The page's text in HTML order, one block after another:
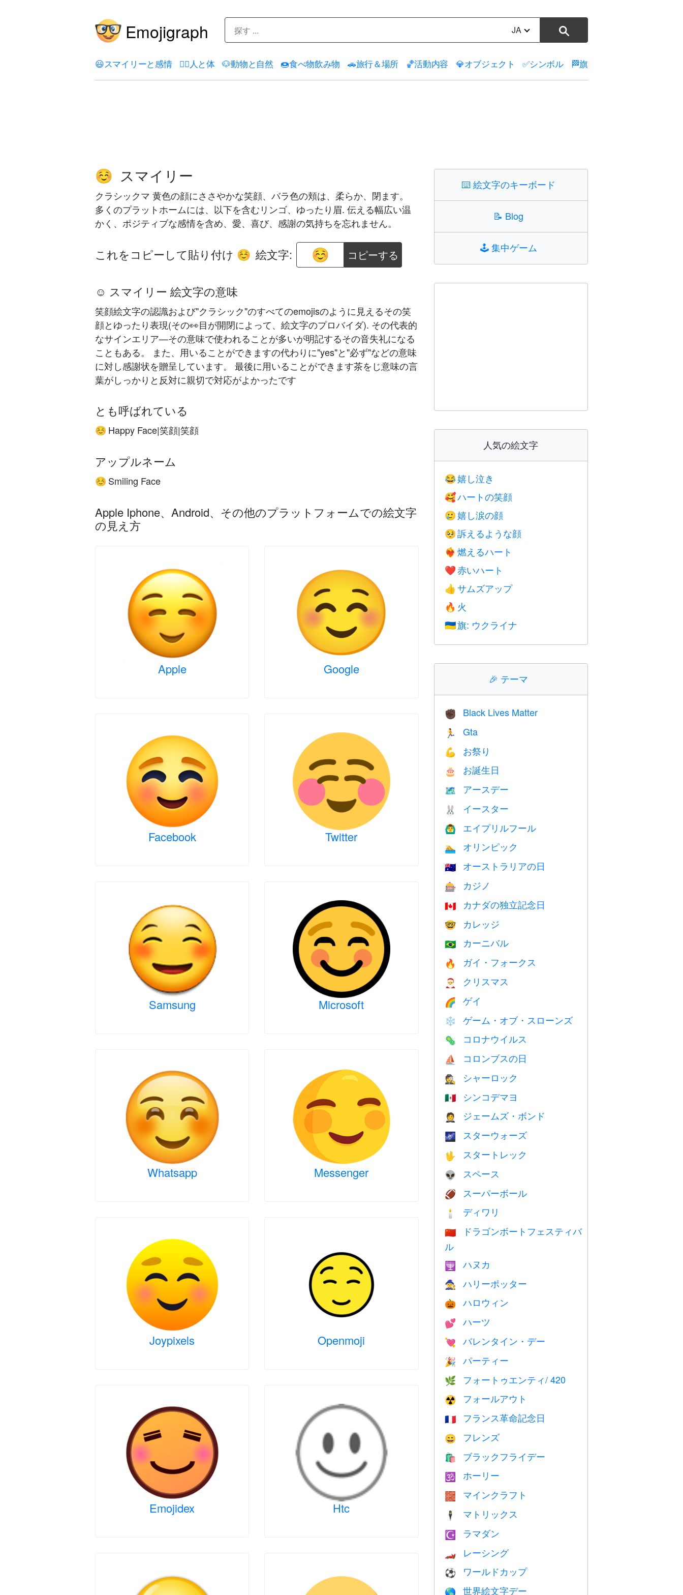
Emojigraph JA
😃スマイリーと感情 🤦‍♀️人と体 🐶動物と自然 🍩食べ物飲み物 🚗旅行＆場所 🏀活動内容 💎オブジェクト ✅シンボル 🏁旗
☺️ スマイリー
クラシックマ 黄色の顔にささやかな笑顔、バラ色の頬は、柔らか、閉ます。
多くのプラットホームには、以下を含むリンゴ、ゆったり眉. 伝える幅広い温
かく、ポジティブな感情を含め、愛、喜び、感謝の気持ちを忘れません。
これをコピーして貼り付け ☺️ 絵文字: コピーする
☺️ スマイリー 絵文字の意味
笑顔絵文字の認識および"クラシック"のすべてのemojisのように見えるその笑
顔とゆったり表現(その👀目が開閉によって、絵文字のプロバイダ). その代表的
なサインエリア—その意味で使われることが多いが明記するその音失礼になる
こともある。 また、用いることができますの代わりに"yes"と"必ず"などの意味
に対し感謝状を贈呈しています。 最後に用いることができます茶をじ意味の言
葉がしっかりと反対に親切で対応がよかったです
とも呼ばれている
☺️ Happy Face|笑顔|笑顔
アップルネーム
☺️ Smiling Face
Apple Iphone、Android、その他のプラットフォームでの絵文字
の見え方
Apple Google
Facebook Twitter
Samsung Microsoft
Whatsapp Messenger
Joypixels Openmoji
Emojidex Htc
⌨️絵文字のキーボード
📝 Blog
🕹️集中ゲーム
人気の絵文字
😂嬉し泣き
🥰ハートの笑顔
🥲 嬉し涙の顔
🥺 訴えるような顔
❤️‍🔥 燃えるハート
❤️ 赤いハート
👍 サムズアップ
🔥 火
🇺🇦旗: ウクライナ
🎉 テーマ
✊🏿 Black Lives Matter
🏃 Gta
💪 お祭り
🎂 お誕生日
🗺️ アースデー
🐰 イースター
🙆‍♂️ エイプリルフール
🏊 オリンピック
🇦🇺 オーストラリアの日
🎰 カジノ
🇨🇦 カナダの独立記念日
🤓 カレッジ
🇧🇷 カーニバル
🔥 ガイ・フォークス
🎅 クリスマス
🌈 ゲイ
❄️ ゲーム・オブ・スローンズ
🦠 コロナウイルス
⛵️ コロンブスの日
🕵️ シャーロック
🇲🇽 シンコデマヨ
🤵 ジェームズ・ボンド
🌌 スターウォーズ
🖖 スタートレック
👽 スペース
🏈 スーパーボール
🕯 ディワリ
🇨🇳
ドラゴンボートフェスティバ
ル
🕎 ハヌカ
🧙 ハリーポッター
🎃 ハロウィン
💕 ハーツ
💘 バレンタイン・デー
🎉 パーティー
🌿 フォートゥエンティ/ 420
☢️ フォールアウト
🇫🇷 フランス革命記念日
😄 フレンズ
🛍 ブラックフライデー
🕉 ホーリー
🧱 マインクラフト
🕴️ マトリックス
☪️ ラマダン
🏎 レーシング
⚽ ワールドカップ
🌎 世界絵文字デー